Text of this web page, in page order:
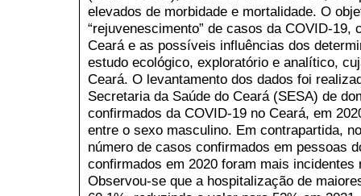
elevados de morbidade e mortalidade. O
“rejuvenescimento” de casos da COVID-19,
Ceará e as possíveis influências dos
estudo ecológico, exploratório e analítico,
Ceará. O levantamento dos dados foi
Secretaria da Saúde do Ceará (SESA) de
confirmados da COVID-19 no Ceará, em
entre o sexo masculino. Em contrapartida,
número de casos confirmados em pessoas
confirmados em 2020 foram mais
Observou-se que a hospitalização de